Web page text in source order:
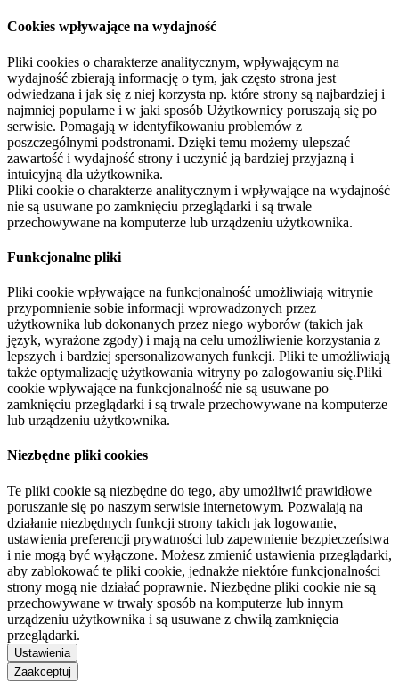
Cookies wpływające na wydajność
Pliki cookies o charakterze analitycznym, wpływającym na
wydajność zbierają informację o tym, jak często strona jest
odwiedzana i jak się z niej korzysta np. które strony są najbardziej i
najmniej popularne i w jaki sposób Użytkownicy poruszają się po
serwisie. Pomagają w identyfikowaniu problemów z
poszczególnymi podstronami. Dzięki temu możemy ulepszać
zawartość i wydajność strony i uczynić ją bardziej przyjazną i
intuicyjną dla użytkownika.
Pliki cookie o charakterze analitycznym i wpływające na wydajność
nie są usuwane po zamknięciu przeglądarki i są trwale
przechowywane na komputerze lub urządzeniu użytkownika.
Funkcjonalne pliki
Pliki cookie wpływające na funkcjonalność umożliwiają witrynie
przypomnienie sobie informacji wprowadzonych przez
użytkownika lub dokonanych przez niego wyborów (takich jak
język, wyrażone zgody) i mają na celu umożliwienie korzystania z
lepszych i bardziej spersonalizowanych funkcji. Pliki te umożliwiają
także optymalizację użytkowania witryny po zalogowaniu się.Pliki
cookie wpływające na funkcjonalność nie są usuwane po
zamknięciu przeglądarki i są trwale przechowywane na komputerze
lub urządzeniu użytkownika.
Niezbędne pliki cookies
Te pliki cookie są niezbędne do tego, aby umożliwić prawidłowe
poruszanie się po naszym serwisie internetowym. Pozwalają na
działanie niezbędnych funkcji strony takich jak logowanie,
ustawienia preferencji prywatności lub zapewnienie bezpieczeństwa
i nie mogą być wyłączone. Możesz zmienić ustawienia przeglądarki,
aby zablokować te pliki cookie, jednakże niektóre funkcjonalności
strony mogą nie działać poprawnie. Niezbędne pliki cookie nie są
przechowywane w trwały sposób na komputerze lub innym
urządzeniu użytkownika i są usuwane z chwilą zamknięcia
przeglądarki.
Ustawienia
Zaakceptuj